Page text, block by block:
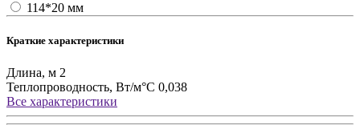
114*20 мм
Краткие характеристики
Длина, м 2
Теплопроводность, Вт/м°С 0,038
Все характеристики